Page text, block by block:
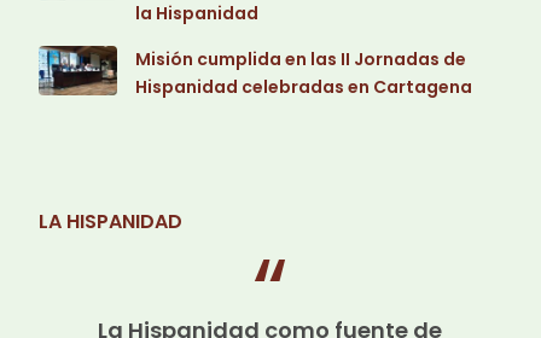
la Hispanidad
Misión cumplida en las II Jornadas de
Hispanidad celebradas en Cartagena
LA HISPANIDAD
La Hispanidad como fuente de